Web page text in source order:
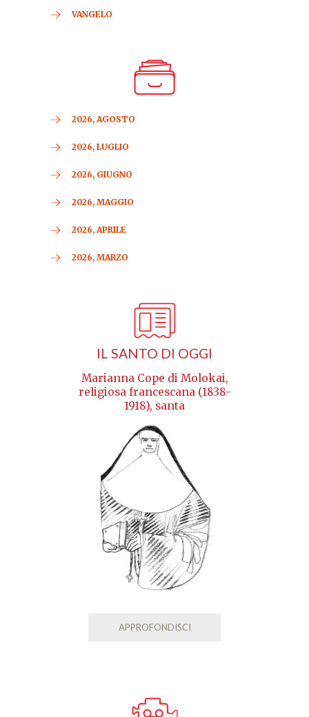
VANGELO
2026, AGOSTO
2026, LUGLIO
2026, GIUGNO
2026, MAGGIO
2026, APRILE
2026, MARZO
IL SANTO DI OGGI
Marianna Cope di Molokai,
religiosa francescana (1838-
1918), santa
APPROFONDISCI